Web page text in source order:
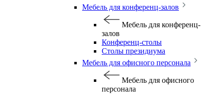
Мебель для конференц-залов
Мебель для конференц-
залов
Конференц-столы
Столы президиума
Мебель для офисного персонала
Мебель для офисного
персонала